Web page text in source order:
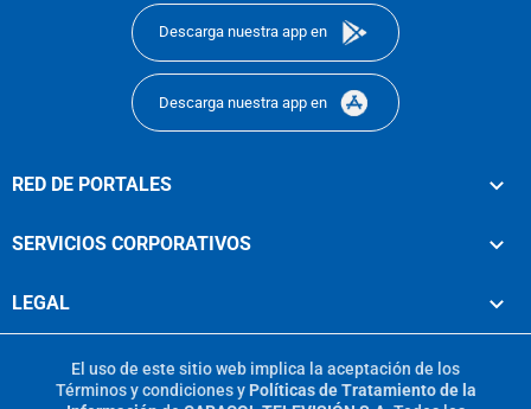
Descarga nuestra app en
Descarga nuestra app en
RED DE PORTALES
SERVICIOS CORPORATIVOS
LEGAL
El uso de este sitio web implica la aceptación de los
Términos y condicionesy Políticas de Tratamiento de la